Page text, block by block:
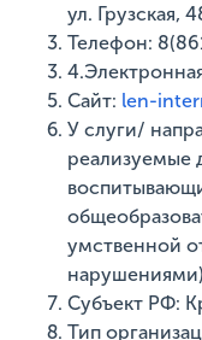
ул. Грузская,
Телефон:
Сайт: len-
У слуги/
реализуемые
ум­ственной
нарушениями)
Субъект РФ:
Тип